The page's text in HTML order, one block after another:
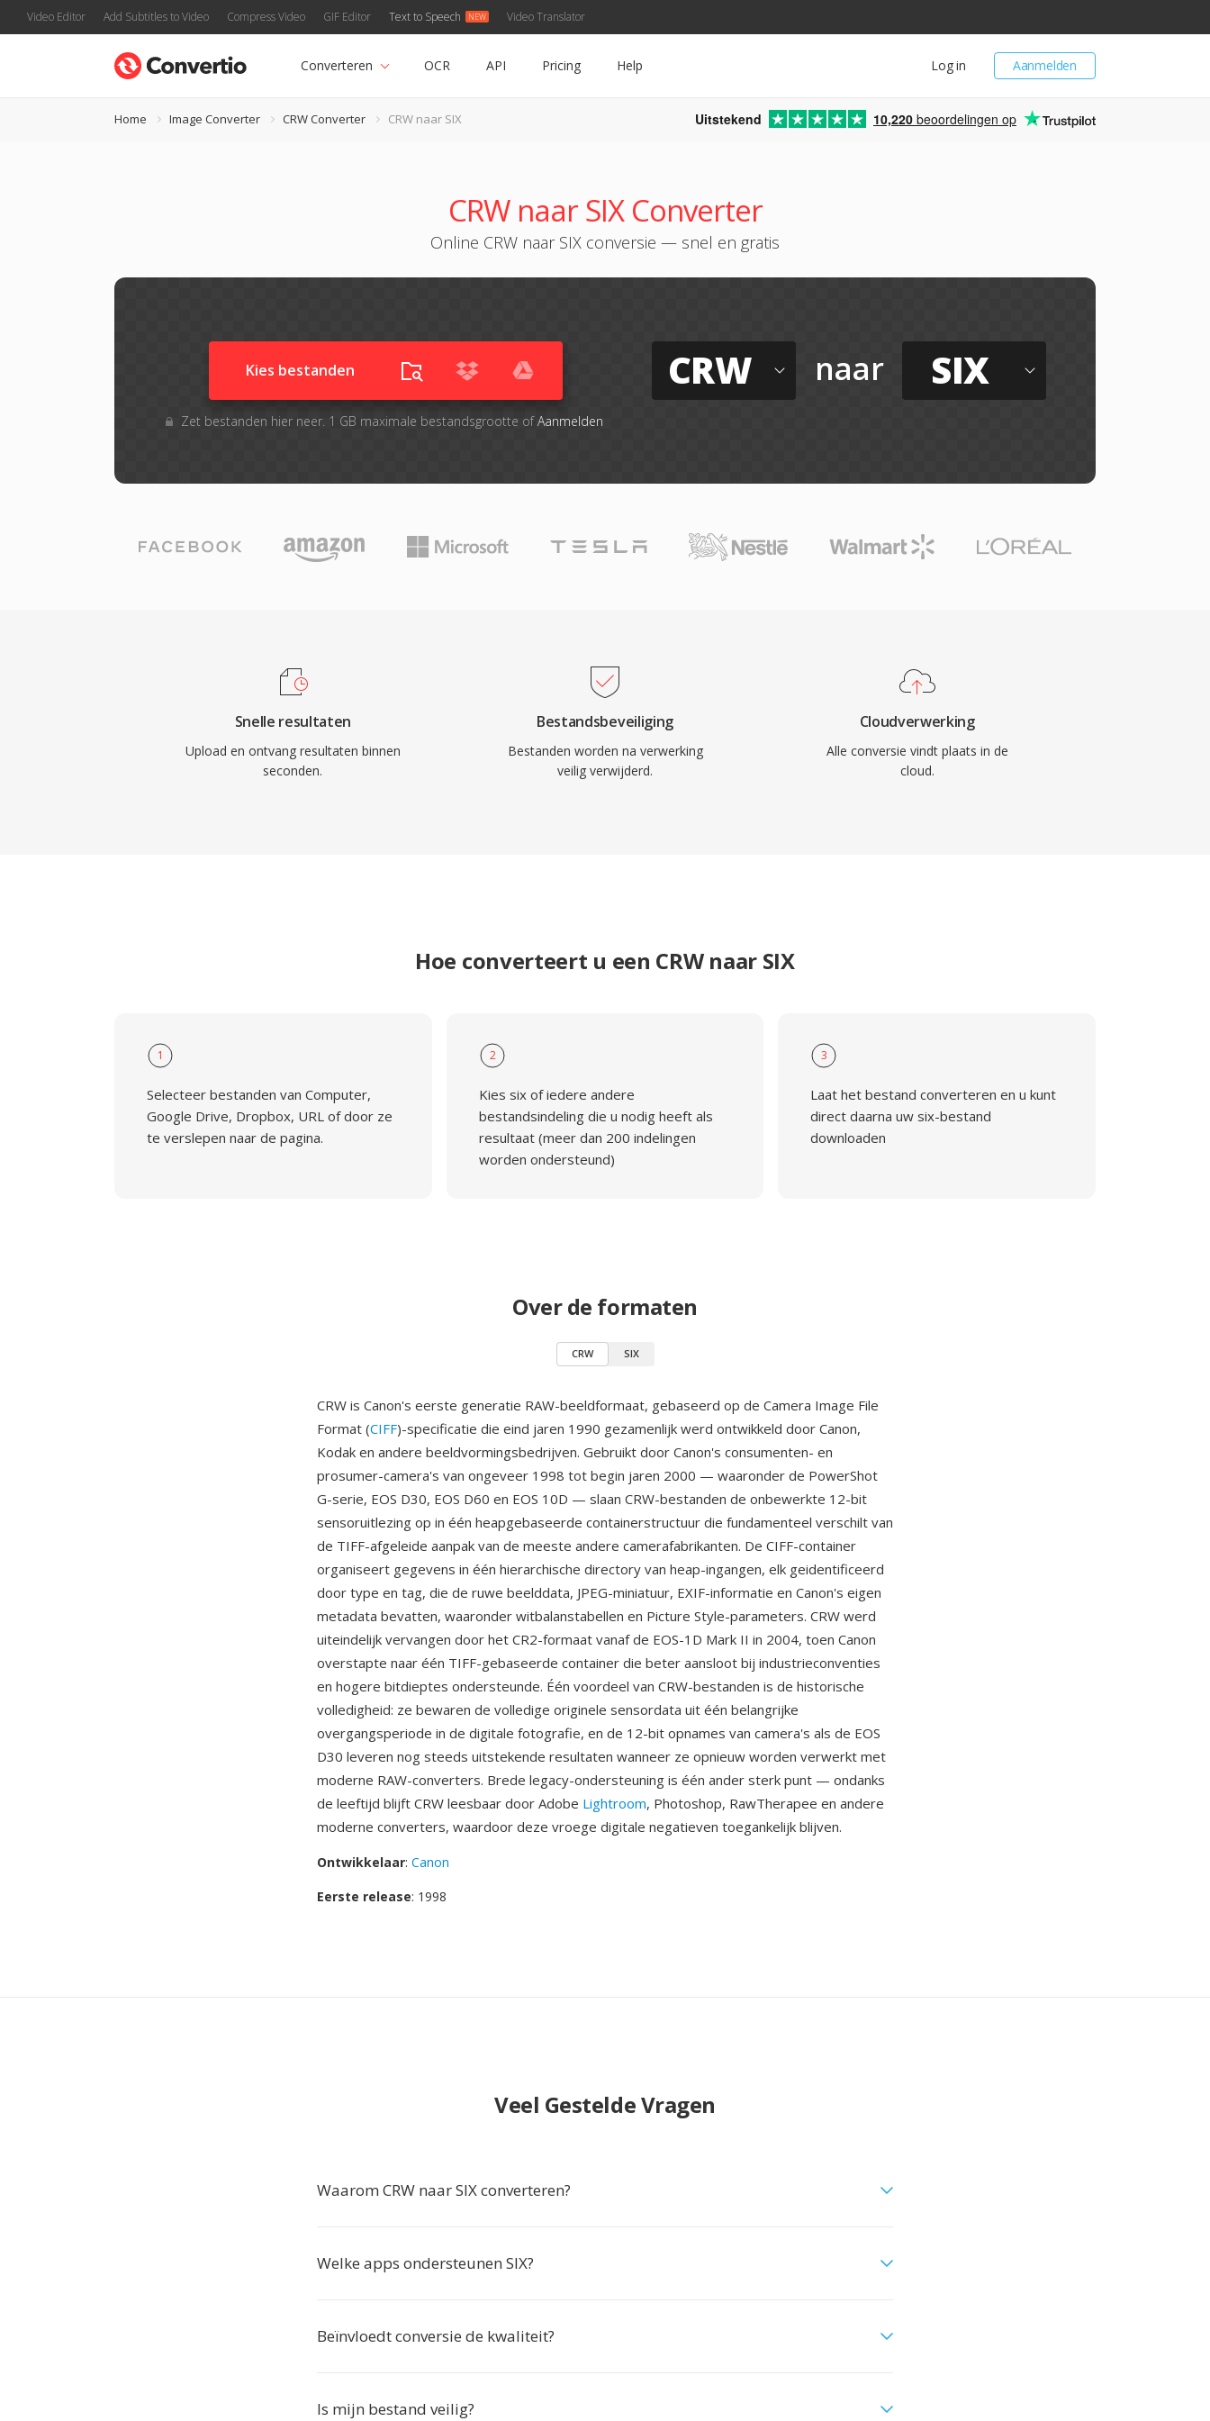
Video Editor Add Subtitles to Video Compress Video GIF Editor Text to Speech Video Translator
Aanmelden
Log in
Converteren OCR API Pricing Help
Home Image Converter CRW Converter CRW naar SIX Uitstekend 10,220 beoordelingen op
CRW naar SIX Converter
Online CRW naar SIX conversie — snel en gratis
Kies bestanden
Zet bestanden hier neer. 1 GB maximale bestandsgrootte ofAanmelden
CRW naar SIX
Snelle resultaten
Upload en ontvang resultaten binnen
seconden.
Bestandsbeveiliging
Bestanden worden na verwerking
veilig verwijderd.
Cloudverwerking
Alle conversie vindt plaats in de
cloud.
Hoe converteert u een CRW naar SIX
1
Selecteer bestanden van Computer,
Google Drive, Dropbox, URL of door ze
te verslepen naar de pagina.
2
Kies six of iedere andere
bestandsindeling die u nodig heeft als
resultaat (meer dan 200 indelingen
worden ondersteund)
3
Laat het bestand converteren en u kunt
direct daarna uw six-bestand
downloaden
Over de formaten
CRW SIX
CRW is Canon's eerste generatie RAW-beeldformaat, gebaseerd op de Camera Image File
Format (CIFF)-specificatie die eind jaren 1990 gezamenlijk werd ontwikkeld door Canon,
Kodak en andere beeldvormingsbedrijven. Gebruikt door Canon's consumenten- en
prosumer-camera's van ongeveer 1998 tot begin jaren 2000 — waaronder de PowerShot
G-serie, EOS D30, EOS D60 en EOS 10D — slaan CRW-bestanden de onbewerkte 12-bit
sensoruitlezing op in één heapgebaseerde containerstructuur die fundamenteel verschilt van
de TIFF-afgeleide aanpak van de meeste andere camerafabrikanten. De CIFF-container
organiseert gegevens in één hierarchische directory van heap-ingangen, elk geidentificeerd
door type en tag, die de ruwe beelddata, JPEG-miniatuur, EXIF-informatie en Canon's eigen
metadata bevatten, waaronder witbalanstabellen en Picture Style-parameters. CRW werd
uiteindelijk vervangen door het CR2-formaat vanaf de EOS-1D Mark II in 2004, toen Canon
overstapte naar één TIFF-gebaseerde container die beter aansloot bij industrieconventies
en hogere bitdieptes ondersteunde. Één voordeel van CRW-bestanden is de historische
volledigheid: ze bewaren de volledige originele sensordata uit één belangrijke
overgangsperiode in de digitale fotografie, en de 12-bit opnames van camera's als de EOS
D30 leveren nog steeds uitstekende resultaten wanneer ze opnieuw worden verwerkt met
moderne RAW-converters. Brede legacy-ondersteuning is één ander sterk punt — ondanks
de leeftijd blijft CRW leesbaar door Adobe Lightroom, Photoshop, RawTherapee en andere
moderne converters, waardoor deze vroege digitale negatieven toegankelijk blijven.
Ontwikkelaar: Canon
Eerste release: 1998
Veel Gestelde Vragen
Waarom CRW naar SIX converteren?
Welke apps ondersteunen SIX?
Beïnvloedt conversie de kwaliteit?
Is mijn bestand veilig?